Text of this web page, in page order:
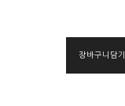
장바구니담기